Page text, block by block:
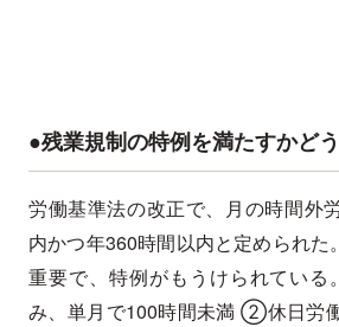
●残業規制の特例を満たすかど
労働基準法の改正で、月の時間外
内かつ年360時間以内と定められた
重要で、特例がもうけられてい
み、単月で100時間未満 ②休日労